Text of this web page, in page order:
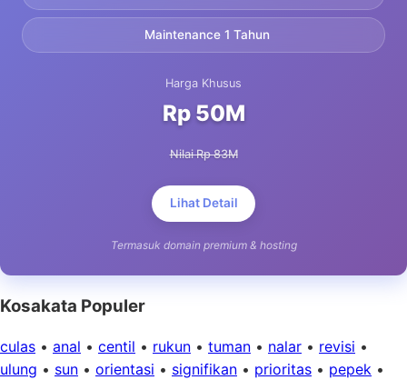
Maintenance 1 Tahun
Harga Khusus
Rp 50M
Nilai Rp 83M
Lihat Detail
Termasuk domain premium & hosting
Kosakata Populer
culas • anal • centil • rukun • tuman • nalar • revisi •
ulung • sun • orientasi • signifikan • prioritas • pepek •